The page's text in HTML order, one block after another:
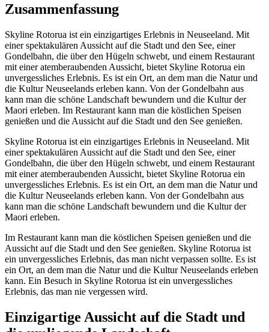
Zusammenfassung
Skyline Rotorua ist ein einzigartiges Erlebnis in Neuseeland. Mit
einer spektakulären Aussicht auf die Stadt und den See, einer
Gondelbahn, die über den Hügeln schwebt, und einem Restaurant
mit einer atemberaubenden Aussicht, bietet Skyline Rotorua ein
unvergessliches Erlebnis. Es ist ein Ort, an dem man die Natur und
die Kultur Neuseelands erleben kann. Von der Gondelbahn aus
kann man die schöne Landschaft bewundern und die Kultur der
Maori erleben. Im Restaurant kann man die köstlichen Speisen
genießen und die Aussicht auf die Stadt und den See genießen.
Skyline Rotorua ist ein einzigartiges Erlebnis in Neuseeland. Mit
einer spektakulären Aussicht auf die Stadt und den See, einer
Gondelbahn, die über den Hügeln schwebt, und einem Restaurant
mit einer atemberaubenden Aussicht, bietet Skyline Rotorua ein
unvergessliches Erlebnis. Es ist ein Ort, an dem man die Natur und
die Kultur Neuseelands erleben kann. Von der Gondelbahn aus
kann man die schöne Landschaft bewundern und die Kultur der
Maori erleben.
Im Restaurant kann man die köstlichen Speisen genießen und die
Aussicht auf die Stadt und den See genießen. Skyline Rotorua ist
ein unvergessliches Erlebnis, das man nicht verpassen sollte. Es ist
ein Ort, an dem man die Natur und die Kultur Neuseelands erleben
kann. Ein Besuch in Skyline Rotorua ist ein unvergessliches
Erlebnis, das man nie vergessen wird.
Einzigartige Aussicht auf die Stadt und